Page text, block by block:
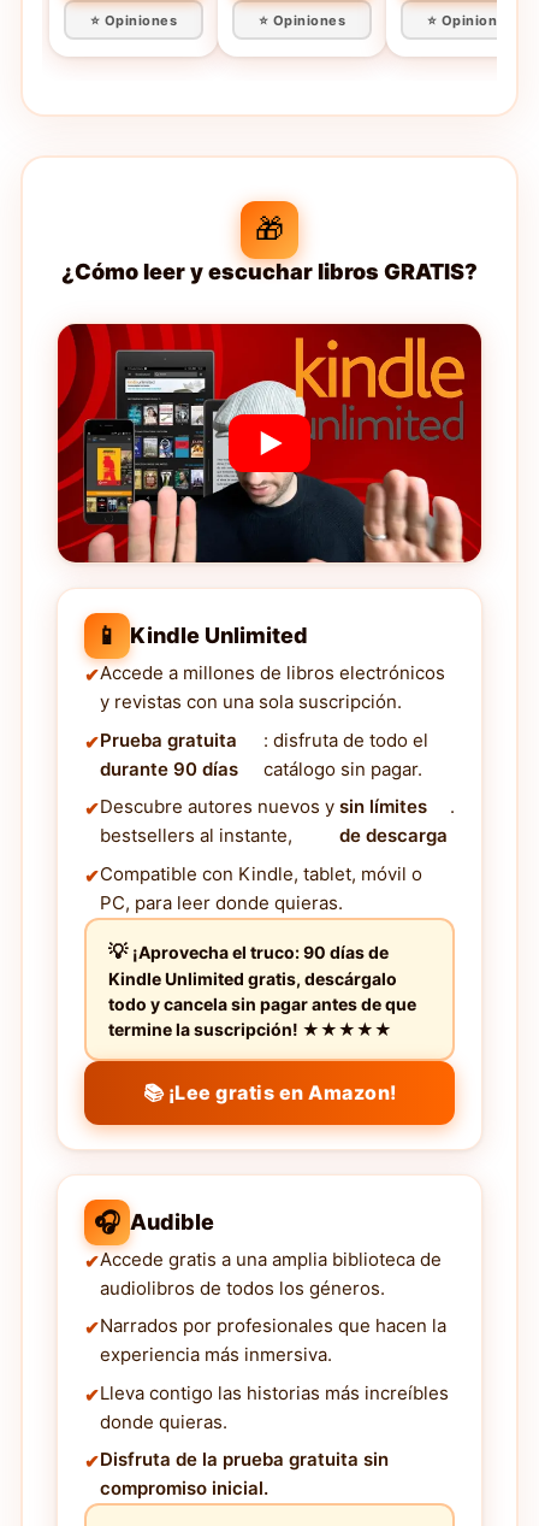
⭐ Opiniones ⭐ Opiniones ⭐ Opiniones
🎁
¿Cómo leer y escuchar libros GRATIS?
📱 Kindle Unlimited
Accede a millones de libros electrónicos
y revistas con una sola suscripción.
Prueba gratuita
durante 90 días
: disfruta de todo el
catálogo sin pagar.
Descubre autores nuevos y
bestsellers al instante,
sin límites
de descarga
.
Compatible con Kindle, tablet, móvil o
PC, para leer donde quieras.
¡Aprovecha el truco: 90 días de
Kindle Unlimited gratis, descárgalo
todo y cancela sin pagar antes de que
termine la suscripción! ★★★★★
📚 ¡Lee gratis en Amazon!
🎧 Audible
Accede gratis a una amplia biblioteca de
audiolibros de todos los géneros.
Narrados por profesionales que hacen la
experiencia más inmersiva.
Lleva contigo las historias más increíbles
donde quieras.
Disfruta de la prueba gratuita sin
compromiso inicial.